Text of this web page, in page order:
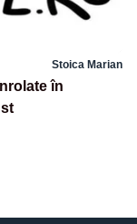
Stoica Marian
în